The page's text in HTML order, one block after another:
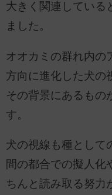
大きく関連している
ました。
オオカミの群れ内の
方向に進化した犬の
その背景にあるもの
す。
犬の視線も種として
間の都合での擬人化
ちんと読み取る努力